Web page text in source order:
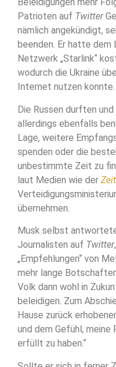
Beleidigungen mehr
Patrioten auf Twitter
nämlich angekündigt,
beenden. Er hatte dem
Netzwerk „Starlink“
wodurch die Ukraine
Internet nutzen konnte.
Die Russen durften
allerdings ebenfalls
Lage, weitere
spenden oder die
unbestimmte Zeit zu
laut Medien wie der Zeit
übernehmen.
Musk selbst
Journalisten auf Twitter
„Empfehlungen“ von
mehr lange
Volk dann wohl in
beleidigen. Zum
Hause zurück
und dem Gefühl, meine
erfüllt zu haben.“